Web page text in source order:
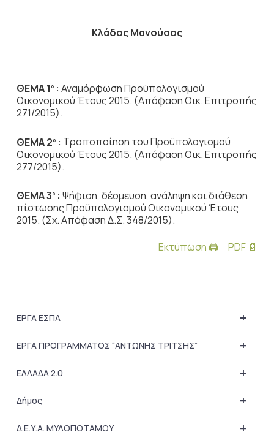
Κλάδος Μανούσος
ΘΕΜΑ 1 ο: Αναμόρφωση Προϋπολογισμού
Οικονομικού Έτους 2015. (Απόφαση Οικ. Επιτροπής
271/2015).
ΘΕΜΑ 2ο: Τροποποίηση του Προϋπολογισμού
Οικονομικού Έτους 2015. (Απόφαση Οικ. Επιτροπής
277/2015).
ΘΕΜΑ 3ο: Ψήφιση, δέσμευση, ανάληψη και διάθεση
πίστωσης Προϋπολογισμού Οικονομικού Έτους
2015. (Σχ. Απόφαση Δ.Σ. 348/2015).
Εκτύπωση 🖨
PDF 📄
+
ΕΡΓΑ ΕΣΠΑ
+
ΕΡΓΑ ΠΡΟΓΡΑΜΜΑΤΟΣ “ΑΝΤΩΝΗΣ ΤΡΙΤΣΗΣ”
+
ΕΛΛΑΔΑ 2.0
+
Δήμος
+
Δ.Ε.Υ.Α. ΜΥΛΟΠΟΤΑΜΟΥ